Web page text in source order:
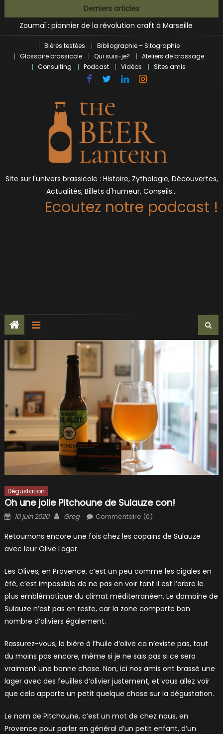
to
content
Derniers articles
L’écosysteme brassicole en introspection
Zoumaï : pionnier de la révolution craft à Marseille
L’intelligence artificielle dans le milieu brassicole
BrewDog racheté par Tilray pour une bouchée de pain ?
Bières et célébrités
Bières testées
Bibliographie – Sitographie
Glossaire brassicole
Qui suis-je?
Ateliers de brassage
Consulting
Podcast Vidéos Sites amis
Site sur l'univers brassicole : Histoire, Zythologie, Découvertes,
Actualités, Billets d'humeur, Conseils…
Ecoutez notre podcast !
Dégustation
Oh une jolie Pitchoune de Sulauze con!
Posted
10 juin 2020 Author
Greg Commentaire (0)
Retournons encore une fois chez les copains de Sulauze
avec leur Olive Lager.
Les Olives, en Provence, c’est un peu comme les cigales en
été, c’est impossible de ne pas en voir tant il est l’arbre le
plus emblématique du climat méditerranéen. Le domaine de
Sulauze n’est pas en reste, car la zone comporte bon
nombre d’oliviers également.
Rassurez-vous, la bière à l’huile d’olive ca n’existe pas, tout
du moins pas encore, même si je ne sais pas si ce sera
vraiment une bonne chose. Non, ici nos amis ont brassé une
lager avec des feuilles d’olivier justement, et vous allez voir
que cela apporte un petit quelque chose sur la dégustation.
Le nom de Pitchoune, c’est un mot de chez nous, en
Provence pour parler en général d’un petit enfant, d’un